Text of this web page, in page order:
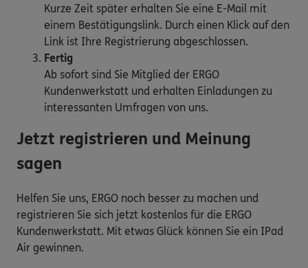
Kurze Zeit später erhalten Sie eine E-Mail mit
einem Bestätigungslink. Durch einen Klick auf den
Link ist Ihre Registrierung abgeschlossen.
Fertig
Ab sofort sind Sie Mitglied der ERGO
Kundenwerkstatt und erhalten Einladungen zu
interessanten Umfragen von uns.
Jetzt registrieren und Meinung
sagen
Helfen Sie uns, ERGO noch besser zu machen und
registrieren Sie sich jetzt kostenlos für die ERGO
Kundenwerkstatt. Mit etwas Glück können Sie ein IPad
Air gewinnen.